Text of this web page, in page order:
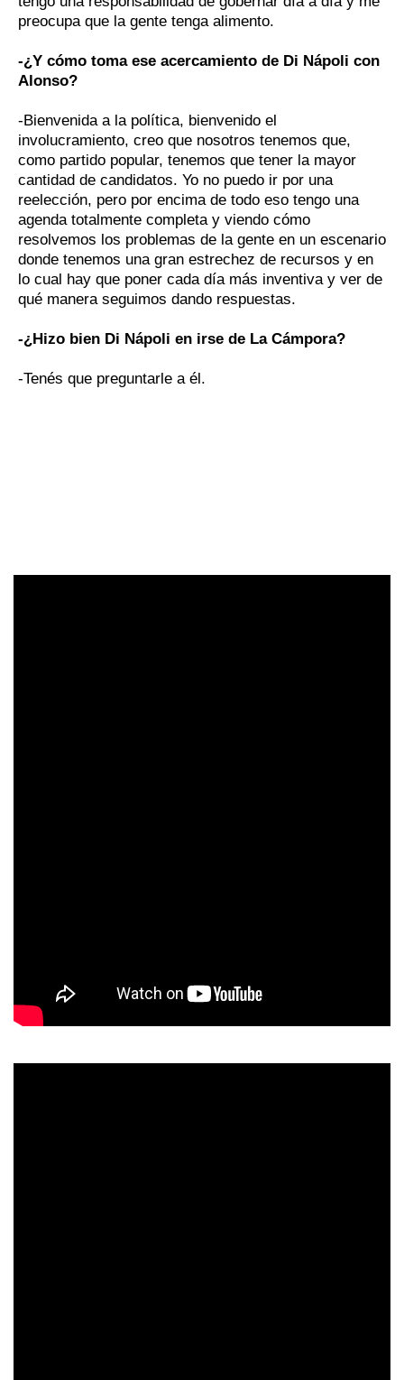
preocupa que la gente tenga alimento.
-¿Y cómo toma ese acercamiento de Di Nápoli con
Alonso?
-Bienvenida a la política, bienvenido el
involucramiento, creo que nosotros tenemos que,
como partido popular, tenemos que tener la mayor
cantidad de candidatos. Yo no puedo ir por una
reelección, pero por encima de todo eso tengo una
agenda totalmente completa y viendo cómo
resolvemos los problemas de la gente en un escenario
donde tenemos una gran estrechez de recursos y en
lo cual hay que poner cada día más inventiva y ver de
qué manera seguimos dando respuestas.
-¿Hizo bien Di Nápoli en irse de La Cámpora?
-Tenés que preguntarle a él.